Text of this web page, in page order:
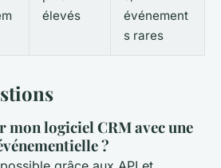
élevés
événement
s rares
mon logiciel CRM avec une
?